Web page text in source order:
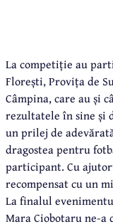
La competiție au
Florești, Provița de
Câmpina, care au și
rezultatele în sine și
un prilej de
dragostea pentru
participant. Cu
recompensat cu un
La finalul
Mara Ciobotaru ne-a